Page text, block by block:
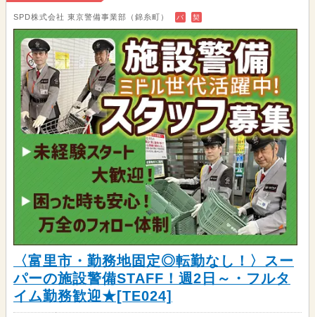
SPD株式会社 東京警備事業部（錦糸町） バ 契
〈富里市・勤務地固定◎転勤なし！〉スー
パーの施設警備STAFF！週2日～・フルタ
イム勤務歓迎★[TE024]